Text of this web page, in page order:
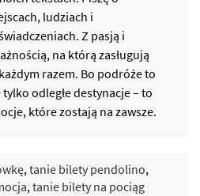
ludziach i
Z pasją i
na którą zasługują
razem. Bo podróże to
tylko odległe destynacje – to
które zostają na zawsze.
,tanie bilety pendolino,
,tanie bilety na pociąg